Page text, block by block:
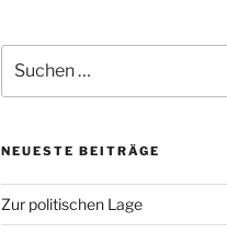
nach:
NEUESTE BEITRÄGE
Zur politischen Lage